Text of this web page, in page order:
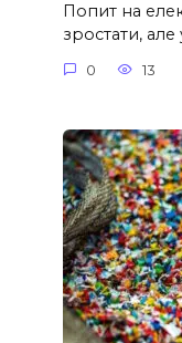
Попит на
зростати, але
0 13